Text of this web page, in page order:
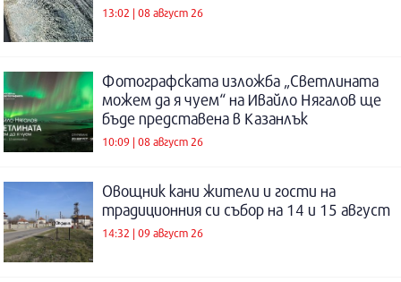
13:02 | 08 август 26
Фотографската изложба „Светлината
можем да я чуем“ на Ивайло Нягалов ще
бъде представена в Казанлък
10:09 | 08 август 26
Овощник кани жители и гости на
традиционния си събор на 14 и 15 август
14:32 | 09 август 26